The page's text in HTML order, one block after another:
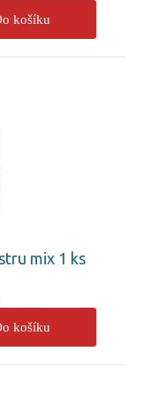
košíku
mix 1 ks
košíku